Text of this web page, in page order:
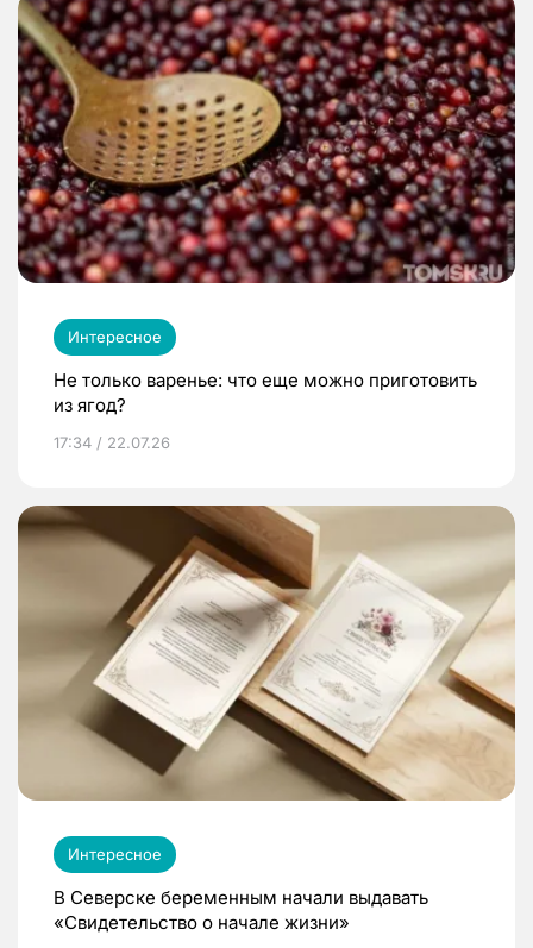
Интересное
Не только варенье: что еще можно приготовить
из ягод?
17:34 / 22.07.26
Интересное
В Северске беременным начали выдавать
«Свидетельство о начале жизни»